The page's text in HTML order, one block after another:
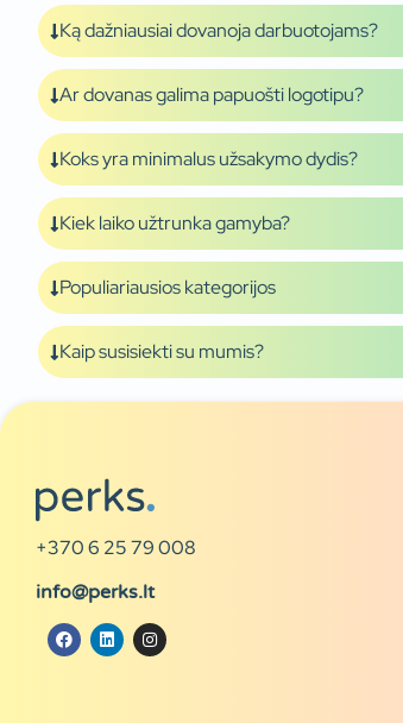
Ką dažniausiai dovanoja darbuotojams?
Ar dovanas galima papuošti logotipu?
Koks yra minimalus užsakymo dydis?
Kiek laiko užtrunka gamyba?
Populiariausios kategorijos
Kaip susisiekti su mumis?
+370 6 25 79 008
info@perks.lt